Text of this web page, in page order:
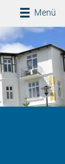
Menü
Menü